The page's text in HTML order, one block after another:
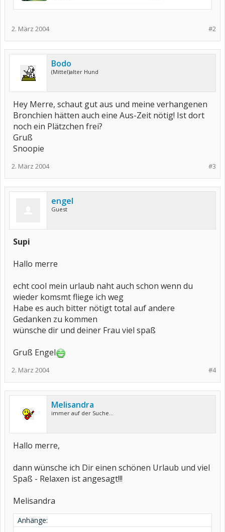
#2
2. März 2004
Bodo
(Mittel)alter Hund
Hey Merre, schaut gut aus und meine verhangenen
Bronchien hätten auch eine Aus-Zeit nötig! Ist dort
noch ein Plätzchen frei?
Gruß
Snoopie
#3
2. März 2004
engel
Guest
Supi
Hallo merre
echt cool mein urlaub naht auch schon wenn du
wieder komsmt fliege ich weg
Habe es auch bitter nötigt total auf andere
Gedanken zu kommen
wünsche dir und deiner Frau viel spaß
Gruß Engel
#4
2. März 2004
Melisandra
immer auf der Suche...
Hallo merre,
dann wünsche ich Dir einen schönen Urlaub und viel
Spaß - Relaxen ist angesagt!!!
Melisandra
Anhänge: